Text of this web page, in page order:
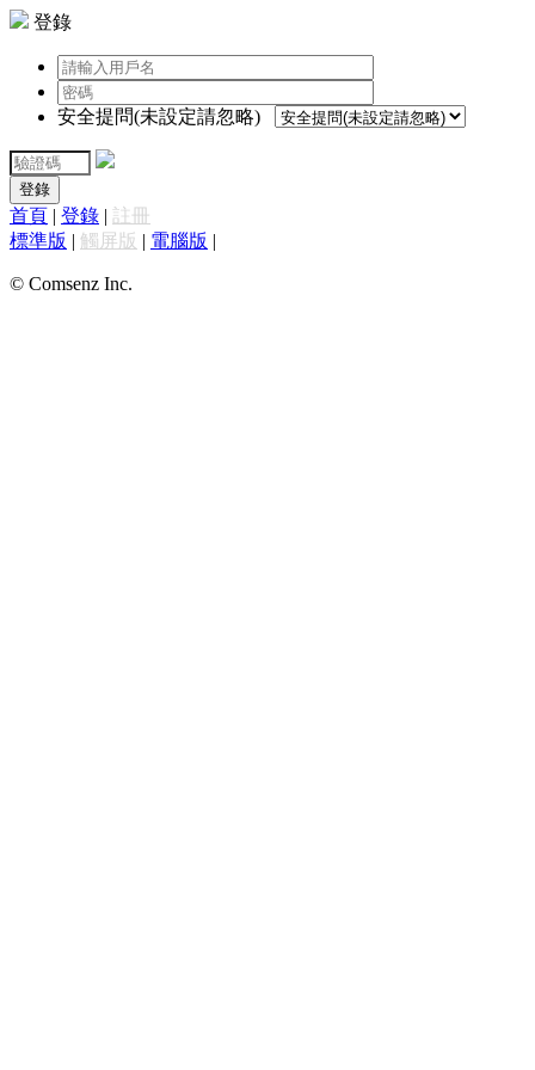
登錄
安全提問(未設定請忽略)
登錄
首頁 | 登錄 | 註冊
標準版 | 觸屏版 | 電腦版 |
© Comsenz Inc.